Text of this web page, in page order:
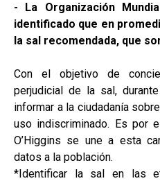
- La Organización
identificado que en
la sal recomendada, que
Con el objetivo de
perjudicial de la sal,
informar a la ciudadanía
uso indiscriminado. Es por
O’Higgins se une a esta
datos a la población.
*Identificar la sal en las